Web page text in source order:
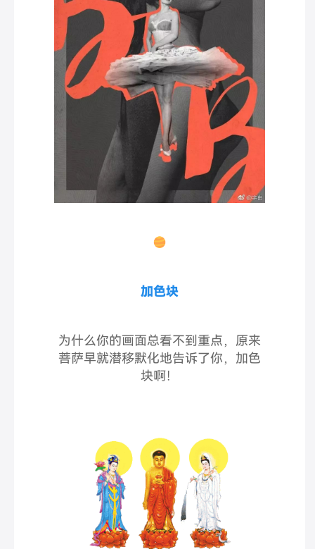
加色块
为什么你的画面总看不到重点，原来
菩萨早就潜移默化地告诉了你，加色
块啊！